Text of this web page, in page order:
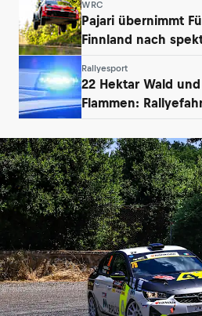
WRC
Pajari übernimmt
Finnland nach
Rallyesport
22 Hektar Wald
Flammen: